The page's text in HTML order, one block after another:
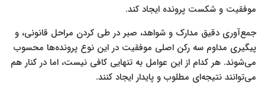
موفقیت و شکست پرونده ایجاد کند.
جمع‌آوری دقیق مدارک و شواهد، صبر در طی کردن مراحل قانونی، و
پیگیری مداوم سه رکن اصلی موفقیت در این نوع پرونده‌ها محسوب
می‌شوند. هر کدام از این عوامل به تنهایی کافی نیست، اما در کنار هم
می‌توانند نتیجه‌ای مطلوب و پایدار ایجاد کنند.